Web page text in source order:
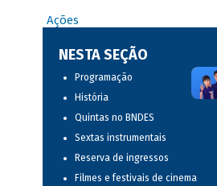
Ações
NESTA SEÇÃO
Programação
História
Quintas no BNDES
Sextas instrumentais
Reserva de ingressos
Filmes e festivais de cinema